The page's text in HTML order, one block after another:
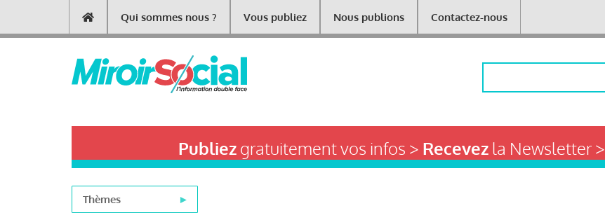
contenu
Main
navigation
Qui sommes nous ? Vous publiez Nous publions Contactez-nous
Publiezgratuitement vos infos > Recevezla Newsletter >
Thèmes